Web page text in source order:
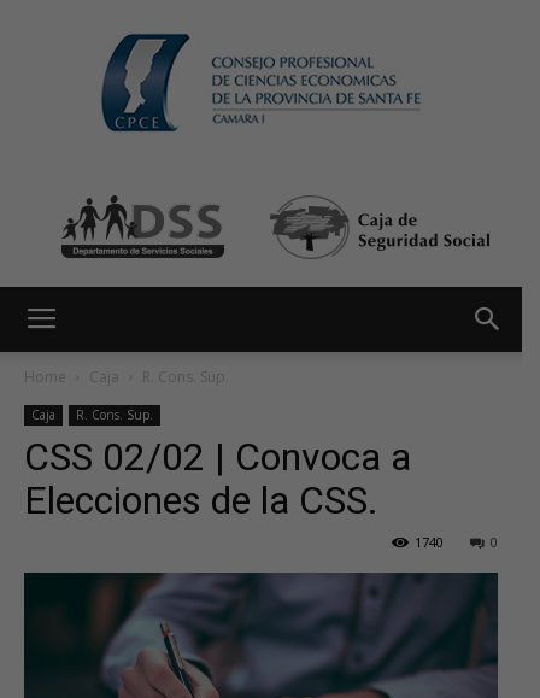
Home Caja R. Cons. Sup.
Caja R. Cons. Sup.
CSS 02/02 | Convoca a
Elecciones de la CSS.
0
1740